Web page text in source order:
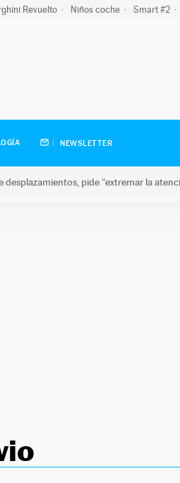
Revuelto Niños coche Smart #2
NEWSLETTER
pide “extremar la